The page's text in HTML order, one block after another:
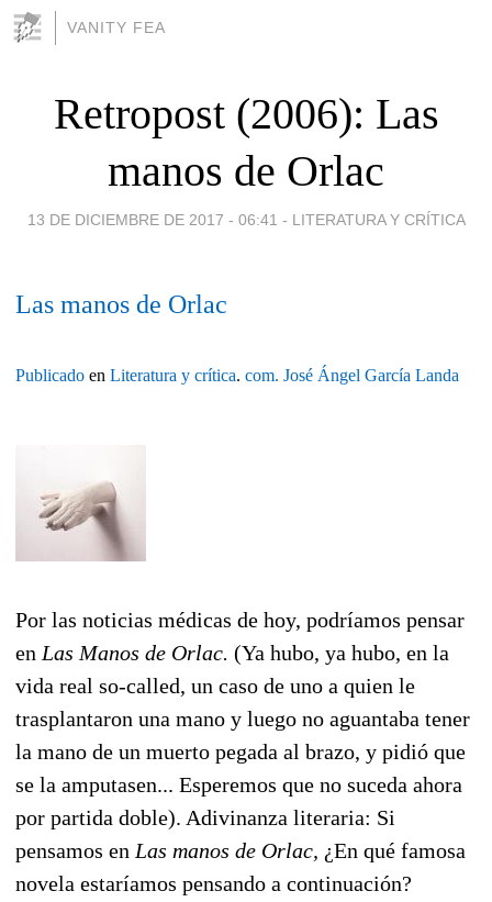
VANITY FEA
Retropost (2006): Las
manos de Orlac
13 DE DICIEMBRE DE 2017 - 06:41 - LITERATURA Y CRÍTICA
Las manos de Orlac
Publicado en Literatura y crítica. com. José Ángel García Landa
Por las noticias médicas de hoy, podríamos pensar
en Las Manos de Orlac. (Ya hubo, ya hubo, en la
vida real so-called, un caso de uno a quien le
trasplantaron una mano y luego no aguantaba tener
la mano de un muerto pegada al brazo, y pidió que
se la amputasen... Esperemos que no suceda ahora
por partida doble). Adivinanza literaria: Si
pensamos en Las manos de Orlac, ¿En qué famosa
novela estaríamos pensando a continuación?